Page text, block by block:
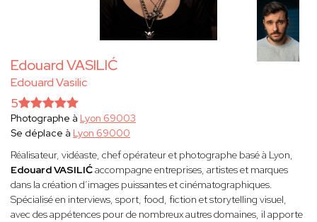
Edouard VASILIĆ
Edouard Vasilic
5
Photographe à Lyon 69003
Se déplace à Lyon 69000
Réalisateur, vidéaste, chef opérateur et photographe basé à Lyon,
Edouard VASILIĆaccompagne entreprises, artistes et marques
dans la création d’images puissantes et cinématographiques.
Spécialisé en interviews, sport, food, fiction et storytelling visuel,
avec des appétences pour de nombreux autres domaines, il apporte